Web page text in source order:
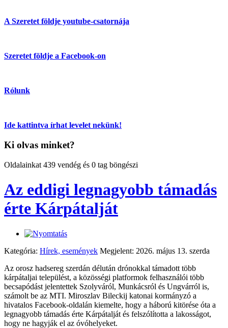
A Szeretet földje youtube-csatornája
Szeretet földje a Facebook-on
Rólunk
Ide kattintva írhat levelet nekünk!
Ki olvas minket?
Oldalainkat 439 vendég és 0 tag böngészi
Az eddigi legnagyobb támadás
érte Kárpátalját
Kategória: Hírek, események Megjelent: 2026. május 13. szerda
Az orosz hadsereg szerdán délután drónokkal támadott több
kárpátaljai települést, a közösségi platformok felhasználói több
becsapódást jelentettek Szolyváról, Munkácsról és Ungvárról is,
számolt be az MTI. Miroszlav Bileckij katonai kormányzó a
hivatalos Facebook-oldalán kiemelte, hogy a háború kitörése óta a
legnagyobb támadás érte Kárpátalját és felszólította a lakosságot,
hogy ne hagyják el az óvóhelyeket.